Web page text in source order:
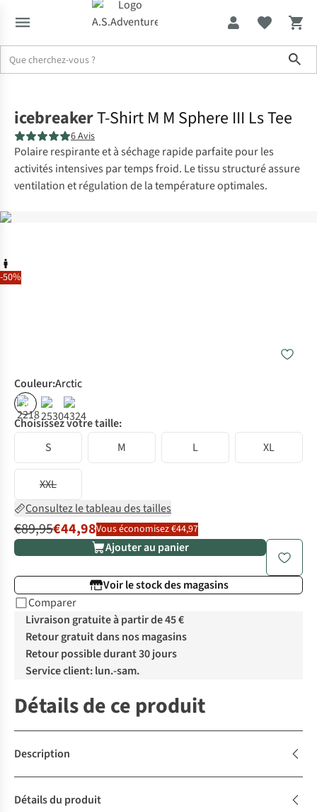
-50%
icebreakerT-Shirt M M Sphere III Ls Tee
6 Avis
Polaire respirante et à séchage rapide parfaite pour les
activités intensives par temps froid. Le tissu structuré assure
ventilation et régulation de la température optimales.
Couleur:Arctic
%
Choisissez votre taille:
S
M L XL
XXL
Consultez le tableau des tailles
€89,95€44,98Vous économisez €44,97
Ajouter au panier
Voir le stock des magasins
Comparer
Livraison gratuite à partir de 45 €
Retour gratuit dans nos magasins
Retour possible durant 30 jours
Service client: lun.-sam.
Détails de ce produit
Description
Détails du produit